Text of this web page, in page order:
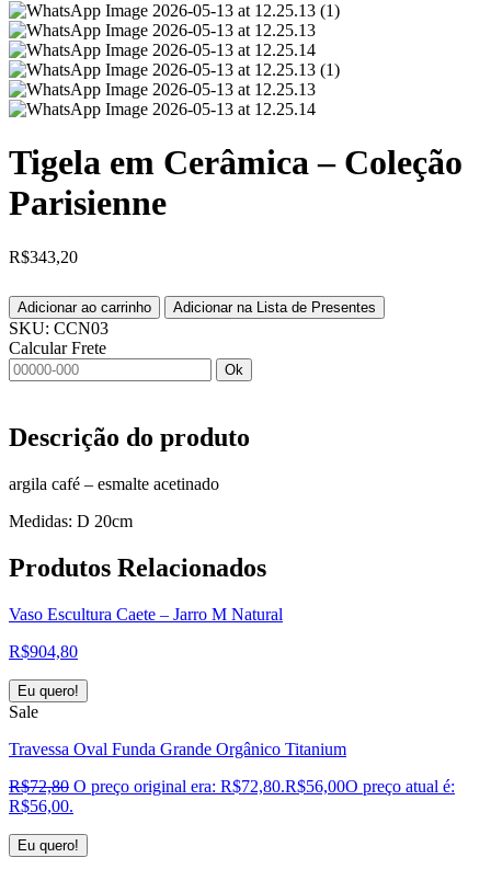
Tigela em Cerâmica – Coleção
Parisienne
R$343,20
Adicionar ao carrinho Adicionar na Lista de Presentes
SKU: CCN03
Calcular Frete
Ok
Descrição do produto
argila café – esmalte acetinado
Medidas: D 20cm
Produtos Relacionados
Vaso Escultura Caete – Jarro M Natural
R$904,80
Eu quero!
Sale
Travessa Oval Funda Grande Orgânico Titanium
R$72,80 O preço original era: R$72,80.R$56,00O preço atual é:
R$56,00.
Eu quero!